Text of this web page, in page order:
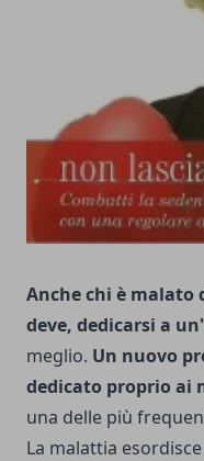
Anche chi è malato
deve, dedicarsi a
meglio. Un nuovo
dedicato proprio ai
una delle più
La malattia